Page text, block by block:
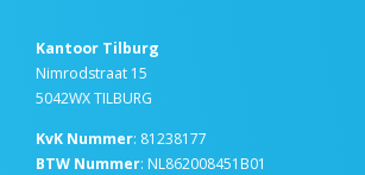
Kantoor Tilburg
Nimrodstraat 15
5042WX TILBURG
KvK Nummer: 81238177
BTW Nummer: NL862008451B01